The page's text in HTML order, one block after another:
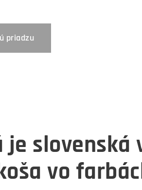
priadzu
je slovenská
vo